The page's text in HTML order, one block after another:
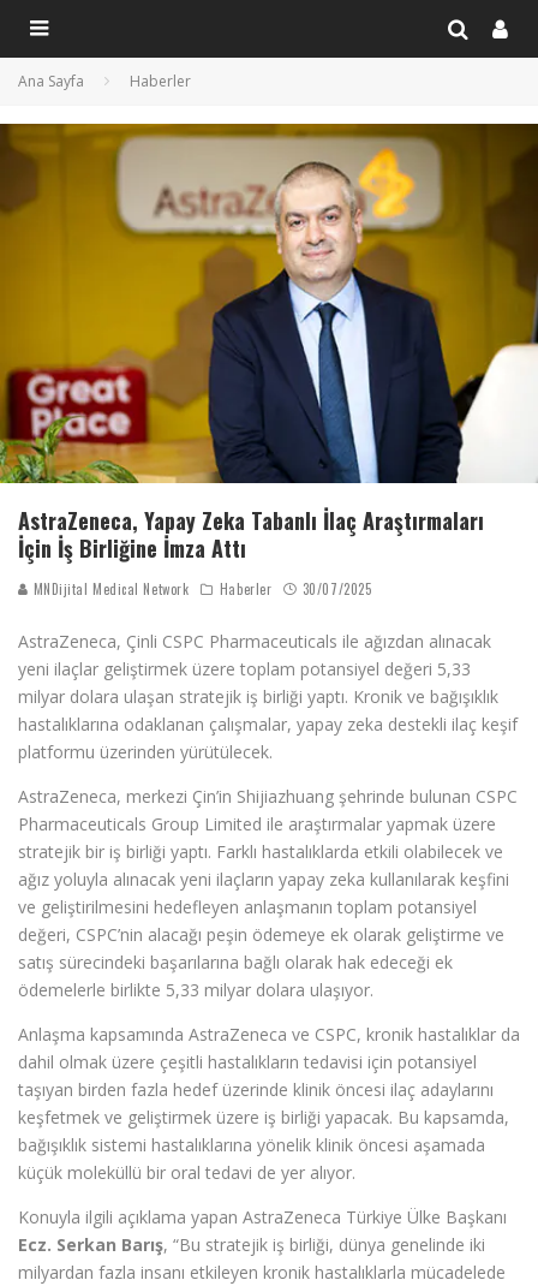
Ana Sayfa Haberler
AstraZeneca, Yapay Zeka Tabanlı İlaç Araştırmaları
İçin İş Birliğine İmza Attı
MNDijital Medical Network Haberler 30/07/2025
AstraZeneca, Çinli CSPC Pharmaceuticals ile ağızdan alınacak
yeni ilaçlar geliştirmek üzere toplam potansiyel değeri 5,33
milyar dolara ulaşan stratejik iş birliği yaptı. Kronik ve bağışıklık
hastalıklarına odaklanan çalışmalar, yapay zeka destekli ilaç keşif
platformu üzerinden yürütülecek.
AstraZeneca, merkezi Çin’in Shijiazhuang şehrinde bulunan CSPC
Pharmaceuticals Group Limited ile araştırmalar yapmak üzere
stratejik bir iş birliği yaptı. Farklı hastalıklarda etkili olabilecek ve
ağız yoluyla alınacak yeni ilaçların yapay zeka kullanılarak keşfini
ve geliştirilmesini hedefleyen anlaşmanın toplam potansiyel
değeri, CSPC’nin alacağı peşin ödemeye ek olarak geliştirme ve
satış sürecindeki başarılarına bağlı olarak hak edeceği ek
ödemelerle birlikte 5,33 milyar dolara ulaşıyor.
Anlaşma kapsamında AstraZeneca ve CSPC, kronik hastalıklar da
dahil olmak üzere çeşitli hastalıkların tedavisi için potansiyel
taşıyan birden fazla hedef üzerinde klinik öncesi ilaç adaylarını
keşfetmek ve geliştirmek üzere iş birliği yapacak. Bu kapsamda,
bağışıklık sistemi hastalıklarına yönelik klinik öncesi aşamada
küçük moleküllü bir oral tedavi de yer alıyor.
Konuyla ilgili açıklama yapan AstraZeneca Türkiye Ülke Başkanı
Ecz. Serkan Barış, “Bu stratejik iş birliği, dünya genelinde iki
milyardan fazla insanı etkileyen kronik hastalıklarla mücadelede